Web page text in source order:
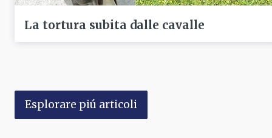
La tortura subita dalle cavalle
Esplorare piú articoli